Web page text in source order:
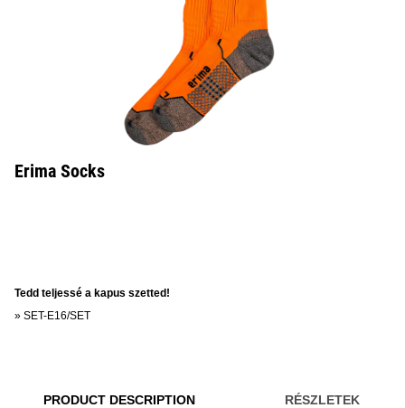
Erima Socks
Tedd teljessé a kapus szetted!
» SET-E16/SET
PRODUCT DESCRIPTION RÉSZLETEK